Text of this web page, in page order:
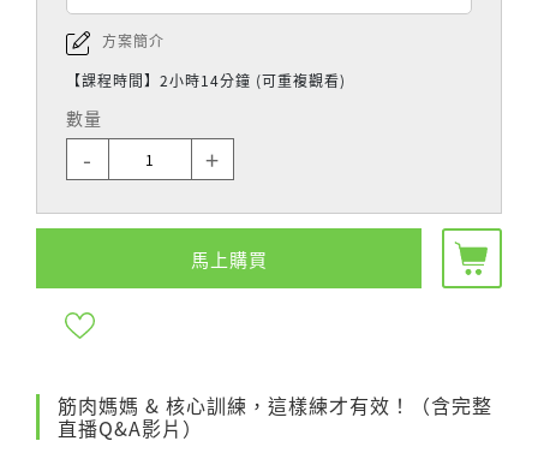
筋肉媽媽 & 核心訓練，這樣練才有效！（含完整
直播Q&A影片）
方案簡介
【課程時間】2小時14分鐘 (可重複觀看)
數量
- +
馬上購買